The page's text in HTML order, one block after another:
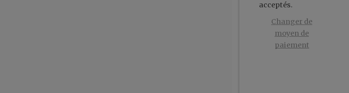
acceptés.
Changer de
moyen de
paiement